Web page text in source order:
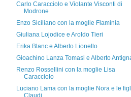
Carlo Caracciolo e Violante Visconti di
Modrone
Enzo Siciliano con la moglie Flaminia
Giuliana Lojodice e Aroldo Tieri
Erika Blanc e Alberto Lionello
Gioachino Lanza Tomasi e Alberto
Renzo Rossellini con la moglie Lisa
Caracciolo
Luciano Lama con la moglie Nora e le
Claudi...